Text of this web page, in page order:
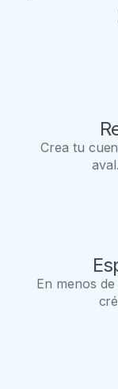
Crea tu
En menos